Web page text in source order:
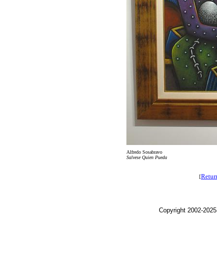
Alfredo Sosabravo
Salvese Quien Pueda
[
Copyright 2002-